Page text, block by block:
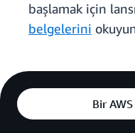
başlamak için
belgelerini
Bir